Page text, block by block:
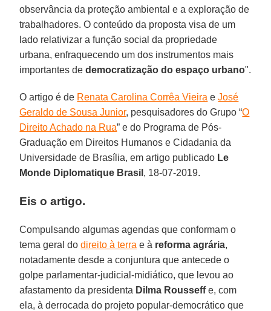
observância da proteção ambiental e a exploração de
trabalhadores. O conteúdo da proposta visa de um
lado relativizar a função social da propriedade
urbana, enfraquecendo um dos instrumentos mais
importantes dedemocratização do espaço urbano".
O artigo é de Renata Carolina Corrêa Vieira eJosé
Geraldo de Sousa Junior, pesquisadores do Grupo “O
Direito Achado na Rua” e do Programa de Pós-
Graduação em Direitos Humanos e Cidadania da
Universidade de Brasília, em artigo publicado Le
Monde Diplomatique Brasil , 18-07-2019.
Eis o artigo.
Compulsando algumas agendas que conformam o
tema geral dodireito à terra e à reforma agrária,
notadamente desde a conjuntura que antecede o
golpe parlamentar-judicial-midiático, que levou ao
afastamento da presidenta Dilma Rousseffe, com
ela, à derrocada do projeto popular-democrático que